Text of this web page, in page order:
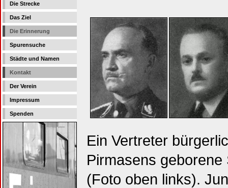
Die Strecke
Das Ziel
Die Erinnerung
Spurensuche
Städte und Namen
Kontakt
Der Verein
Impressum
Spenden
Ein Vertreter
Pirmasens
(Foto oben links).